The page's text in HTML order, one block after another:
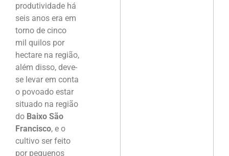
produtividade há
seis anos era em
torno de cinco
mil quilos por
hectare na região,
além disso, deve-
se levar em conta
o povoado estar
situado na região
do Baixo São
Francisco, e o
cultivo ser feito
por pequenos